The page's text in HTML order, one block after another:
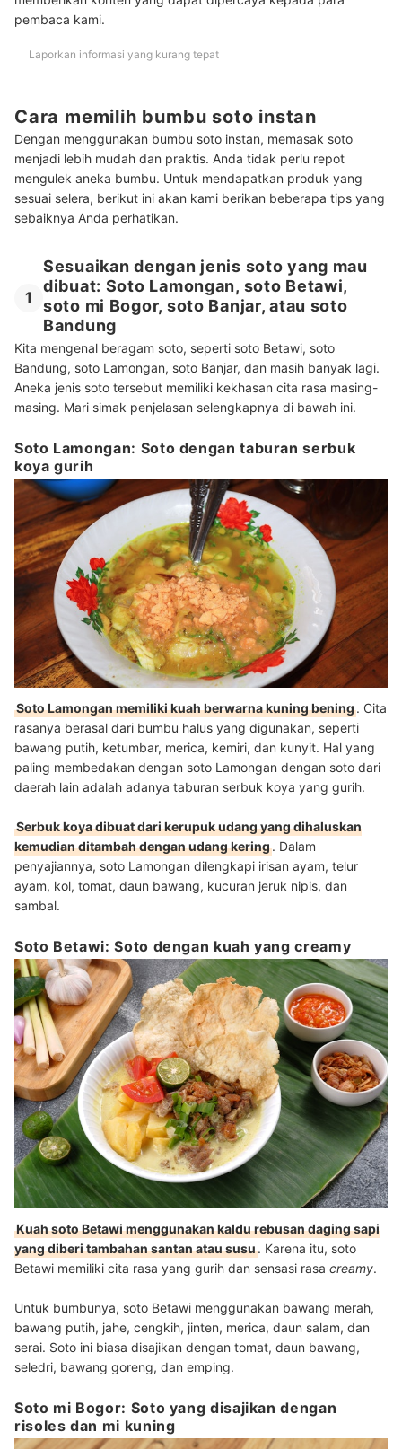
pembaca kami.
Laporkan informasi yang kurang tepat
Cara memilih bumbu soto instan
Dengan menggunakan bumbu soto instan, memasak soto
menjadi lebih mudah dan praktis. Anda tidak perlu repot
mengulek aneka bumbu. Untuk mendapatkan produk yang
sesuai selera, berikut ini akan kami berikan beberapa tips yang
sebaiknya Anda perhatikan.
1
Sesuaikan dengan jenis soto yang mau
dibuat: Soto Lamongan, soto Betawi,
soto mi Bogor, soto Banjar, atau soto
Bandung
Kita mengenal beragam soto, seperti soto Betawi, soto
Bandung, soto Lamongan, soto Banjar, dan masih banyak lagi.
Aneka jenis soto tersebut memiliki kekhasan cita rasa masing-
masing. Mari simak penjelasan selengkapnya di bawah ini.
Soto Lamongan: Soto dengan taburan serbuk
koya gurih
Soto Lamongan memiliki kuah berwarna kuning bening. Cita
rasanya berasal dari bumbu halus yang digunakan, seperti
bawang putih, ketumbar, merica, kemiri, dan kunyit. Hal yang
paling membedakan dengan soto Lamongan dengan soto dari
daerah lain adalah adanya taburan serbuk koya yang gurih.
Serbuk koya dibuat dari kerupuk udang yang dihaluskan
kemudian ditambah dengan udang kering. Dalam
penyajiannya, soto Lamongan dilengkapi irisan ayam, telur
ayam, kol, tomat, daun bawang, kucuran jeruk nipis, dan
sambal.
Soto Betawi: Soto dengan kuah yang creamy
Kuah soto Betawi menggunakan kaldu rebusan daging sapi
yang diberi tambahan santan atau susu. Karena itu, soto
Betawi memiliki cita rasa yang gurih dan sensasi rasa creamy.
Untuk bumbunya, soto Betawi menggunakan bawang merah,
bawang putih, jahe, cengkih, jinten, merica, daun salam, dan
serai. Soto ini biasa disajikan dengan tomat, daun bawang,
seledri, bawang goreng, dan emping.
Soto mi Bogor: Soto yang disajikan dengan
risoles dan mi kuning